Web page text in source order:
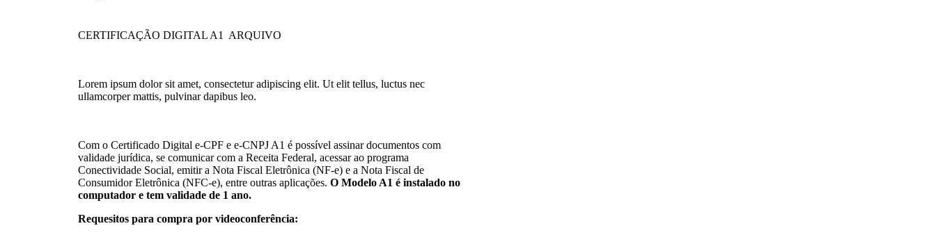
CERTIFICAÇÃO DIGITAL A1 ARQUIVO
Lorem ipsum dolor sit amet, consectetur adipiscing elit. Ut elit tellus, luctus nec
ullamcorper mattis, pulvinar dapibus leo.
Com o Certificado Digital e-CPF e e-CNPJ A1 é possível assinar documentos com
validade jurídica, se comunicar com a Receita Federal, acessar ao programa
Conectividade Social, emitir a Nota Fiscal Eletrônica (NF-e) e a Nota Fiscal de
Consumidor Eletrônica (NFC-e), entre outras aplicações. O Modelo A1 é instalado no
computador e tem validade de 1 ano.
Requesitos para compra por videoconferência: